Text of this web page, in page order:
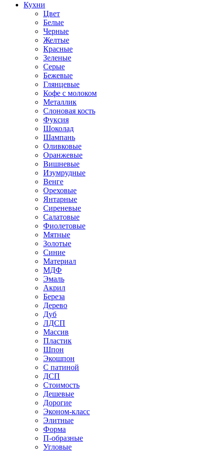
Кухни
Цвет
Белые
Черные
Желтые
Красные
Зеленые
Серые
Бежевые
Глянцевые
Кофе с молоком
Металлик
Слоновая кость
Фуксия
Шоколад
Шампань
Оливковые
Оранжевые
Вишневые
Изумрудные
Венге
Ореховые
Янтарные
Сиреневые
Салатовые
Фиолетовые
Мятные
Золотые
Синие
Материал
МДФ
Эмаль
Акрил
Береза
Дерево
Дуб
ЛДСП
Массив
Пластик
Шпон
Экошпон
С патиной
ДСП
Стоимость
Дешевые
Дорогие
Эконом-класс
Элитные
Форма
П-образные
Угловые